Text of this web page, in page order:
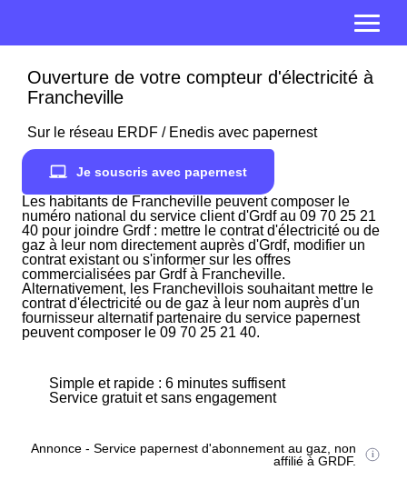
Ouverture de votre compteur d'électricité à
Francheville
Sur le réseau ERDF / Enedis avec papernest
Je souscris avec papernest
Les habitants de Francheville peuvent composer le
numéro national du service client d'Grdf au 09 70 25 21
40 pour joindre Grdf : mettre le contrat d'électricité ou de
gaz à leur nom directement auprès d'Grdf, modifier un
contrat existant ou s'informer sur les offres
commercialisées par Grdf à Francheville.
Alternativement, les Franchevillois souhaitant mettre le
contrat d'électricité ou de gaz à leur nom auprès d'un
fournisseur alternatif partenaire du service papernest
peuvent composer le 09 70 25 21 40.
Simple et rapide : 6 minutes suffisent
Service gratuit et sans engagement
Annonce - Service papernest d'abonnement au gaz, non
affilié à GRDF.